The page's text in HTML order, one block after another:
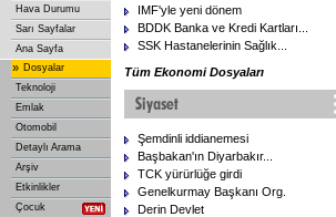
Hava Durumu
Sarı Sayfalar
Ana Sayfa
» Dosyalar
Teknoloji
Emlak
Otomobil
Detaylı Arama
Arşiv
Etkinlikler
Çocuk
IMF'yle yeni dönem
BDDK Banka ve Kredi Kartları...
SSK Hastanelerinin Sağlık...
Tüm Ekonomi Dosyaları
Şemdinli iddianemesi
Başbakan'ın Diyarbakır...
TCK yürürlüğe girdi
Genelkurmay Başkanı Org.
Derin Devlet